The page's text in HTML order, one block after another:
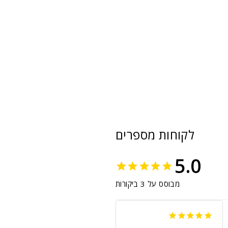
לקוחות מספרים
5.0
מבוסס על 3 ביקורות